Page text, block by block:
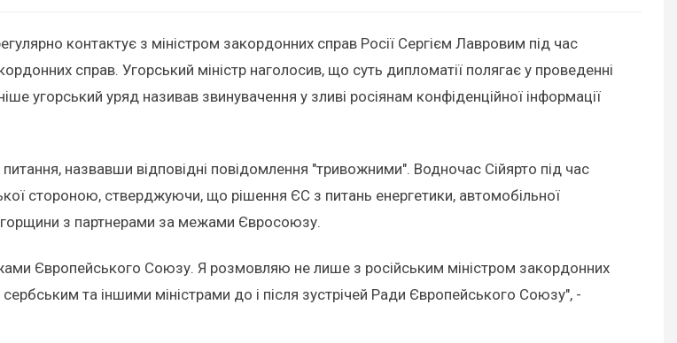
контактує з міністром закордонних справ Росії Сергієм Лавровим під час
справ. Угорський міністр наголосив, що суть дипломатії полягає у проведенні
угорський уряд називав звинувачення у зливі росіянам конфіденційної інформації
назвавши відповідні повідомлення "тривожними". Водночас Сійярто під час
стороною, стверджуючи, що рішення ЄС з питань енергетики, автомобільної
з партнерами за межами Євросоюзу.
Європейського Союзу. Я розмовляю не лише з російським міністром закордонних
та іншими міністрами до і після зустрічей Ради Європейського Союзу", -